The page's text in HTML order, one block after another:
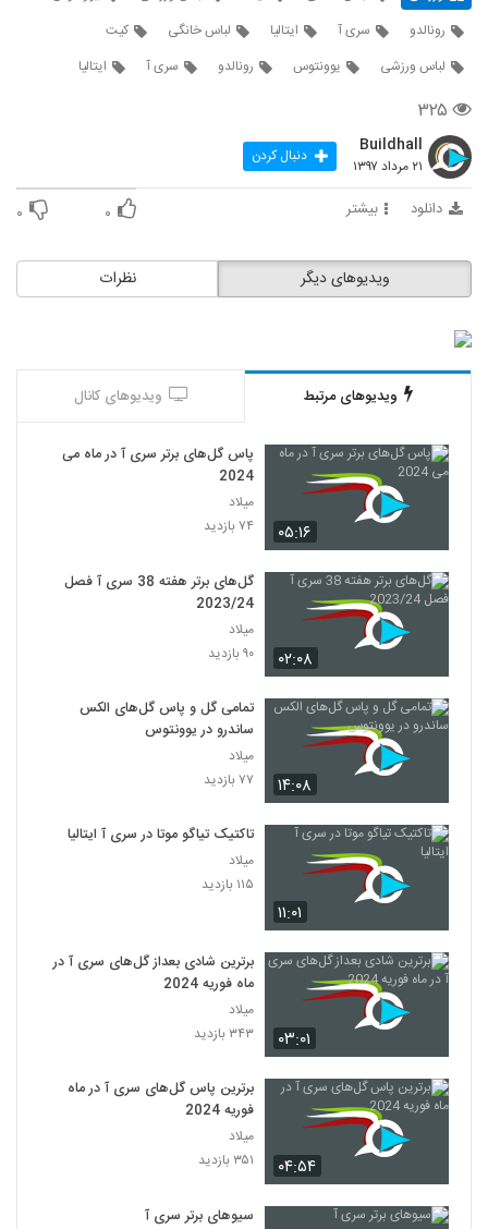
رونالدو
سری آ ایتالیا لباس خانگی
کیت
لباس ورزشی
یوونتوس رونالدو سری آ ایتالیا
۳۲۵
Buildhall
۲۱ مرداد ۱۳۹۷ دنبال کردن
دانلود بیشتر ۰ ۰
نظرات ویدیوهای دیگر
ویدیوهای مرتبط ویدیوهای کانال
۰۵:۱۶
پاس گل‌های برتر سری آ در ماه می
2024
میلاد
۷۴ بازدید
۰۲:۰۸
گل‌های برتر هفته 38 سری آ فصل
2023/24
میلاد
۹۰ بازدید
۱۴:۰۸
تمامی گل و پاس گل‌های الکس
ساندرو در یوونتوس
میلاد
۷۷ بازدید
۱۱:۰۱
تاکتیک تیاگو موتا در سری آ ایتالیا
میلاد
۱۱۵ بازدید
۰۳:۰۱
برترین شادی بعداز گل‌های سری آ در
ماه فوریه 2024
میلاد
۳۴۳ بازدید
۰۴:۵۴
برترین پاس گل‌های سری آ در ماه
فوریه 2024
میلاد
۳۵۱ بازدید
سیوهای برتر سری آ